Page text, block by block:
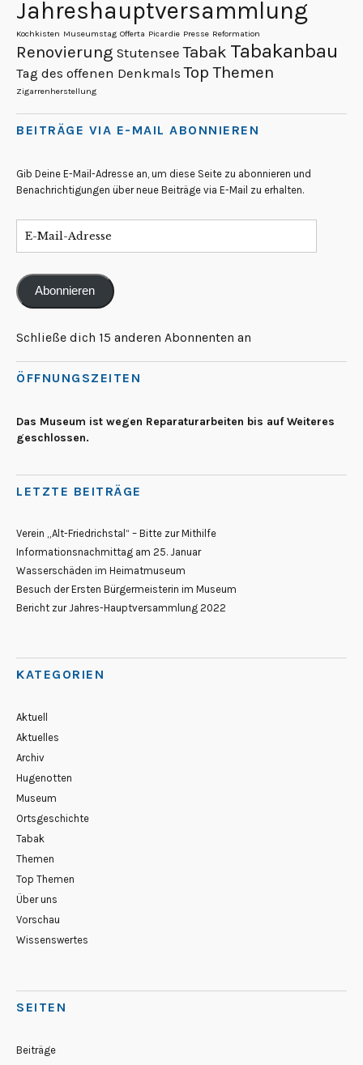
Jahreshauptversammlung
Kochkisten Museumstag Offerta Picardie Presse Reformation
Renovierung Stutensee Tabak Tabakanbau
Tag des offenen Denkmals Top Themen
Zigarrenherstellung
BEITRÄGE VIA E-MAIL ABONNIEREN
Gib Deine E-Mail-Adresse an, um diese Seite zu abonnieren und
Benachrichtigungen über neue Beiträge via E-Mail zu erhalten.
Abonnieren
Schließe dich 15 anderen Abonnenten an
ÖFFNUNGSZEITEN
Das Museum ist wegen Reparaturarbeiten bis auf Weiteres
geschlossen.
LETZTE BEITRÄGE
Verein „Alt-Friedrichstal“ – Bitte zur Mithilfe
Informationsnachmittag am 25. Januar
Wasserschäden im Heimatmuseum
Besuch der Ersten Bürgermeisterin im Museum
Bericht zur Jahres-Hauptversammlung 2022
KATEGORIEN
Aktuell
Aktuelles
Archiv
Hugenotten
Museum
Ortsgeschichte
Tabak
Themen
Top Themen
Über uns
Vorschau
Wissenswertes
SEITEN
Beiträge